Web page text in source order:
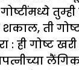
ती
: ही गोष्ट